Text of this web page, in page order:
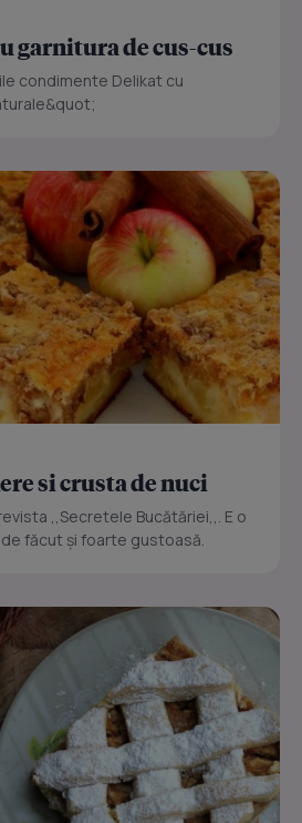
garnitura de cus-cus
condimente Delikat cu
si crusta de nuci
,,Secretele Bucătăriei,,. E o
făcut şi foarte gustoasă.